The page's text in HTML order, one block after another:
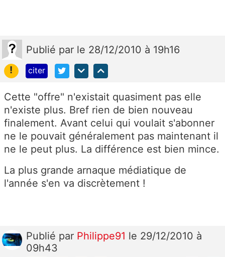
Publié par le 28/12/2010 à 19h16
!
citer
Cette "offre" n'existait quasiment pas elle
n'existe plus. Bref rien de bien nouveau
finalement. Avant celui qui voulait s'abonner
ne le pouvait généralement pas maintenant il
ne le peut plus. La différence est bien mince.
La plus grande arnaque médiatique de
l'année s'en va discrètement !
Publié par Philippe91 le 29/12/2010 à
09h43